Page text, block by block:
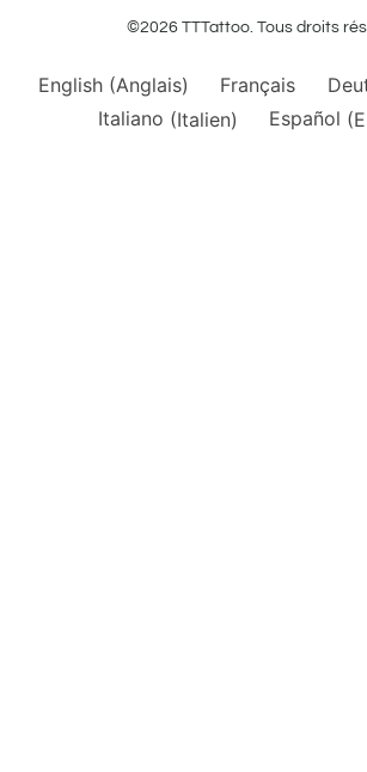
©2026 TTTattoo. Tous droits
English(Anglais) Français
Italiano (Italien) Español (